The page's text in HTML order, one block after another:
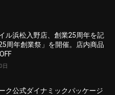
ル浜松入野店、創業25周年を記
周年創業祭」を開催。店内商品
日
ク公式ダイナミックパッケージ